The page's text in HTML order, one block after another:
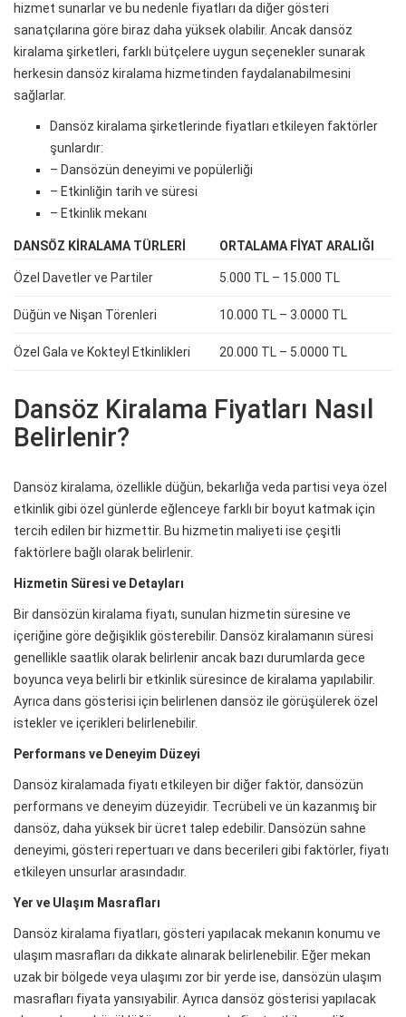
hizmet sunarlar ve bu nedenle fiyatları da diğer gösteri
sanatçılarına göre biraz daha yüksek olabilir. Ancak dansöz
kiralama şirketleri, farklı bütçelere uygun seçenekler sunarak
herkesin dansöz kiralama hizmetinden faydalanabilmesini
sağlarlar.
Dansöz kiralama şirketlerinde fiyatları etkileyen faktörler
şunlardır:
– Dansözün deneyimi ve popülerliği
– Etkinliğin tarih ve süresi
– Etkinlik mekanı
DANSÖZ KIRALAMA TÜRLERI ORTALAMA FIYAT ARALIĞI
Özel Davetler ve Partiler 5.000 TL – 15.000 TL
Düğün ve Nişan Törenleri 10.000 TL – 3.0000 TL
Özel Gala ve Kokteyl Etkinlikleri 20.000 TL – 5.0000 TL
Dansöz Kiralama Fiyatları Nasıl
Belirlenir?
Dansöz kiralama, özellikle düğün, bekarlığa veda partisi veya özel
etkinlik gibi özel günlerde eğlenceye farklı bir boyut katmak için
tercih edilen bir hizmettir. Bu hizmetin maliyeti ise çeşitli
faktörlere bağlı olarak belirlenir.
Hizmetin Süresi ve Detayları
Bir dansözün kiralama fiyatı, sunulan hizmetin süresine ve
içeriğine göre değişiklik gösterebilir. Dansöz kiralamanın süresi
genellikle saatlik olarak belirlenir ancak bazı durumlarda gece
boyunca veya belirli bir etkinlik süresince de kiralama yapılabilir.
Ayrıca dans gösterisi için belirlenen dansöz ile görüşülerek özel
istekler ve içerikleri belirlenebilir.
Performans ve Deneyim Düzeyi
Dansöz kiralamada fiyatı etkileyen bir diğer faktör, dansözün
performans ve deneyim düzeyidir. Tecrübeli ve ün kazanmış bir
dansöz, daha yüksek bir ücret talep edebilir. Dansözün sahne
deneyimi, gösteri repertuarı ve dans becerileri gibi faktörler, fiyatı
etkileyen unsurlar arasındadır.
Yer ve Ulaşım Masrafları
Dansöz kiralama fiyatları, gösteri yapılacak mekanın konumu ve
ulaşım masrafları da dikkate alınarak belirlenebilir. Eğer mekan
uzak bir bölgede veya ulaşımı zor bir yerde ise, dansözün ulaşım
masrafları fiyata yansıyabilir. Ayrıca dansöz gösterisi yapılacak